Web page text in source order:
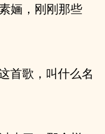
婳，刚刚那些
首歌，叫什么名